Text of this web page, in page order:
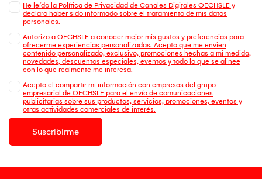
He leído la Política de Privacidad de Canales Digitales OECHSLE y
declaro haber sido informado sobre el tratamiento de mis datos
personales.
Autorizo a OECHSLE a conocer mejor mis gustos y preferencias para
ofrecerme experiencias personalizadas. Acepto que me envien
contenido personalizado, exclusivo, promociones hechas a mi medida,
novedades, descuentos especiales, eventos y todo lo que se alinee
con lo que realmente me interesa.
Acepto el compartir mi información con empresas del grupo
empresarial de OECHSLE para el envío de comunicaciones
publicitarias sobre sus productos, servicios, promociones, eventos y
otras actividades comerciales de interés.
Suscribirme